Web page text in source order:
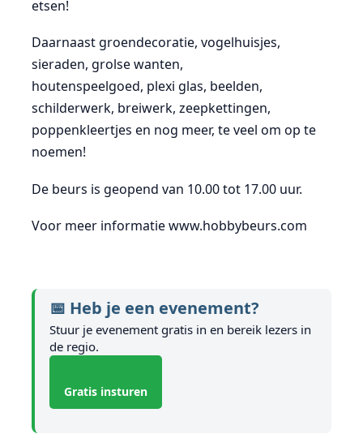
etsen!
Daarnaast groendecoratie, vogelhuisjes,
sieraden, grolse wanten,
houtenspeelgoed, plexi glas, beelden,
schilderwerk, breiwerk, zeepkettingen,
poppenkleertjes en nog meer, te veel om op te
noemen!
De beurs is geopend van 10.00 tot 17.00 uur.
Voor meer informatie www.hobbybeurs.com
📅 Heb je een evenement?
Stuur je evenement gratis in en bereik lezers in
de regio.
Gratis insturen